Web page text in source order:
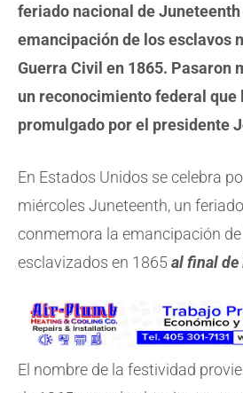
feriado nacional de
emancipación de los esclavos
Guerra Civil en 1865. Pasaron
un reconocimiento federal que
promulgado por el presidente
En Estados Unidos se celebra
miércoles Juneteenth, un
conmemora la emancipación
esclavizados en 1865al final de
El nombre de la festividad